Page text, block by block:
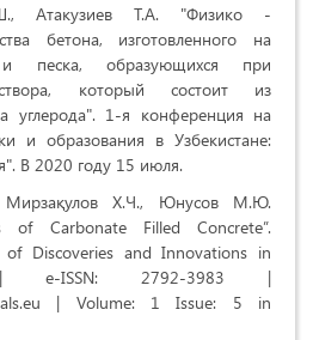
Атакузиев Т.А. "Физико -
бетона, изготовленного на
песка, образующихся при
который состоит из
углерода". 1-я конференция на
и образования в Узбекистане:
В 2020 году 15 июля.
Х.Ч., Юнусов М.Ю.
of Carbonate Filled Concrete”.
of Discoveries and Innovations in
e-ISSN: 2792-3983 |
| Volume: 1 Issue: 5 in